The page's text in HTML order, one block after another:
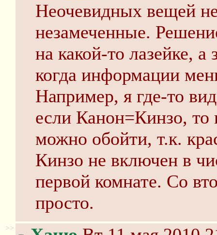
Неочевидных вещей
незамеченные.
на какой-то лазейке, а
когда информации
Например, я где-то
если Канон=Кинзо, то
можно обойти, т.к.
Кинзо не включен в
первой комнате. Со
просто.
>>